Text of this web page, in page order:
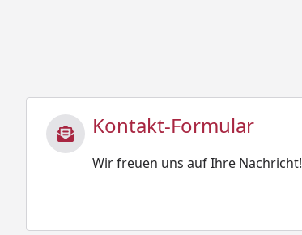
Kontakt-Formular
Wir freuen uns auf Ihre Nachricht!